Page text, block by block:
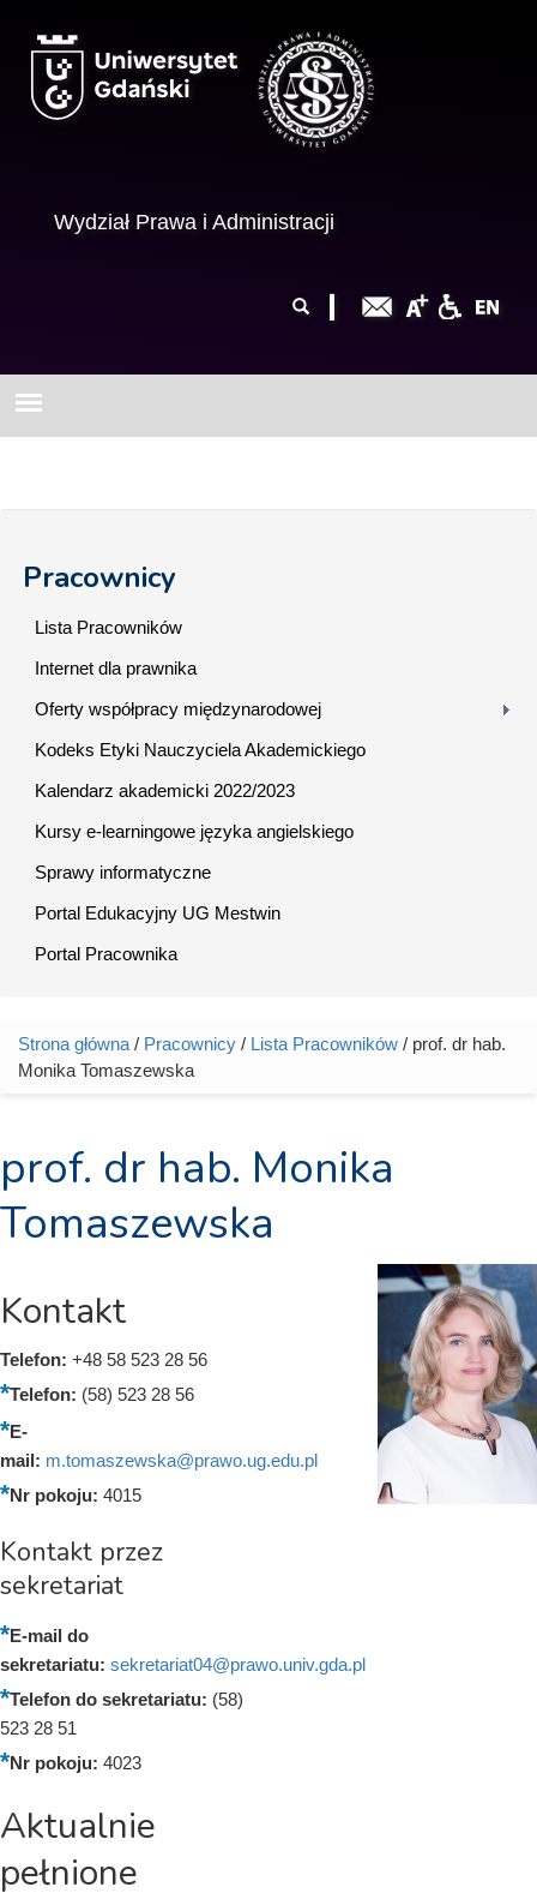
Wydział Prawa i Administracji
wyszukiwania
Pracownicy
Lista Pracowników
Internet dla prawnika
Oferty współpracy międzynarodowej
Kodeks Etyki Nauczyciela Akademickiego
Kalendarz akademicki 2022/2023
Kursy e-learningowe języka angielskiego
Sprawy informatyczne
Portal Edukacyjny UG Mestwin
Portal Pracownika
Jesteś tutaj
Strona główna / Pracownicy / Lista Pracowników / prof. dr hab.
Monika Tomaszewska
prof. dr hab. Monika
Tomaszewska
Kontakt
Telefon: +48 58 523 28 56
Telefon: (58) 523 28 56
E-
mail: m.tomaszewska@prawo.ug.edu.pl
Nr pokoju: 4015
Kontakt przez
sekretariat
E-mail do
sekretariatu: sekretariat04@prawo.univ.gda.pl
Telefon do sekretariatu: (58)
523 28 51
Nr pokoju: 4023
Aktualnie
pełnione